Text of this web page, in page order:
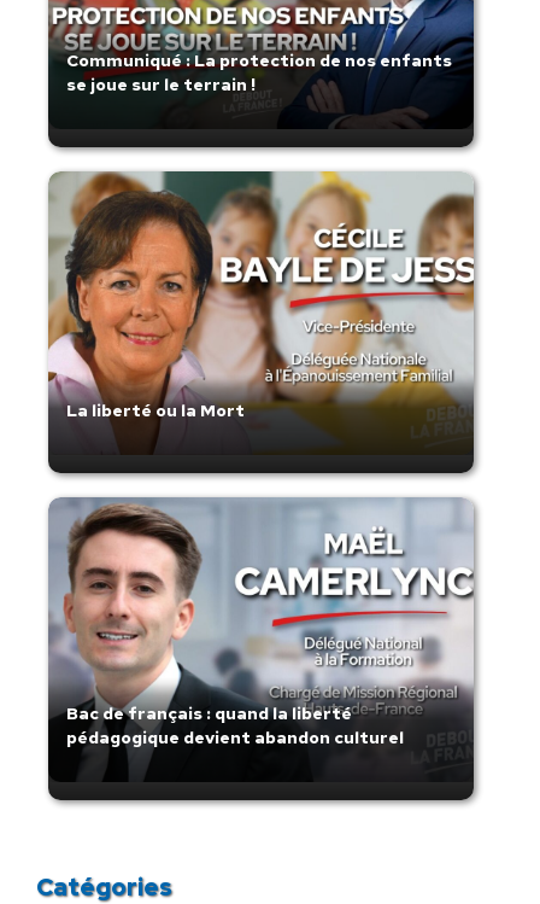
Communiqué : La protection de nos enfants
se joue sur le terrain !
La liberté ou la Mort
Bac de français : quand la liberté
pédagogique devient abandon culturel
Catégories